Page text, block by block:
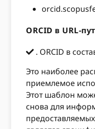
ORCID в URL-
. ORCID в
Это наиболее
приемлемое
Этот шаблон
снова для